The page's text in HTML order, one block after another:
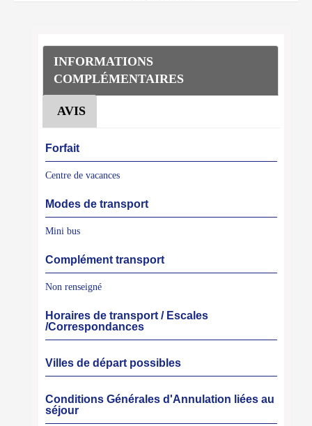
INFORMATIONS
COMPLÉMENTAIRES
AVIS
Forfait
Centre de vacances
Modes de transport
Mini bus
Complément transport
Non renseigné
Horaires de transport / Escales
/Correspondances
Villes de départ possibles
Conditions Générales d'Annulation liées au
séjour